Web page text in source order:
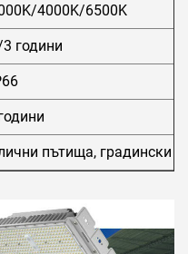
4000K/6500K
години
пътища, градински